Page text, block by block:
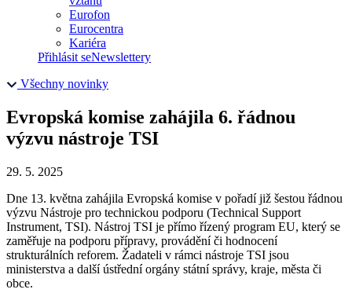
Eurofon
Eurocentra
Kariéra
Přihlásit seNewslettery
Všechny novinky
Evropská komise zahájila 6. řádnou
výzvu nástroje TSI
29. 5. 2025
Dne 13. května zahájila Evropská komise v pořadí již šestou řádnou
výzvu Nástroje pro technickou podporu (Technical Support
Instrument, TSI). Nástroj TSI je přímo řízený program EU, který se
zaměřuje na podporu přípravy, provádění či hodnocení
strukturálních reforem. Žadateli v rámci nástroje TSI jsou
ministerstva a další ústřední orgány státní správy, kraje, města či
obce.